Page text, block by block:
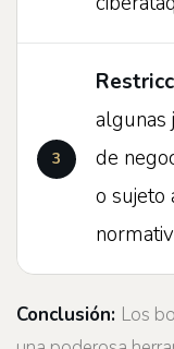
algunas
de
o sujeto
Conclusión: Los